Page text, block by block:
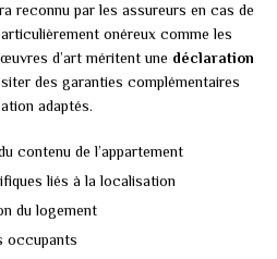
reconnu par les assureurs en cas de
onéreux comme les
d’art méritent une déclaration
des garanties complémentaires
adaptés.
contenu de l’appartement
liés à la localisation
du logement
occupants